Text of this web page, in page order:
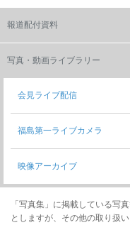
報道配付資料
写真・動画ライブラリー
会見ライブ配信
福島第一ライブカメラ
映像アーカイブ
「写真集」に掲載している写
としますが、その他の取り扱い